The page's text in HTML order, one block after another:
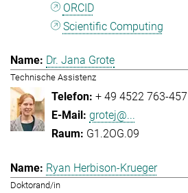
ORCID
Scientific Computing
Dr. Jana Grote
Technische Assistenz
+ 49 4522 763-457
grotej@...
G1.2OG.09
Ryan Herbison-Krueger
Doktorand/in